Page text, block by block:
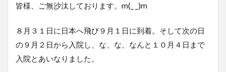
皆様、ご無沙汰しております。m(_ _)m
８月３１日に日本へ飛び９月１日に到着。そして次の日
の９月２日から入院し、な、な、なんと１０月４日まで
入院とあいなりました。